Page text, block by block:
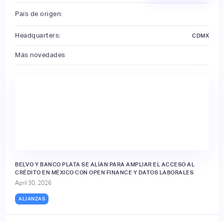
País de origen:
Headquarters: CDMX
Más novedades
BELVO Y BANCO PLATA SE ALÍAN PARA AMPLIAR EL ACCESO AL
CRÉDITO EN MÉXICO CON OPEN FINANCE Y DATOS LABORALES
April 30, 2026
ALIANZAS